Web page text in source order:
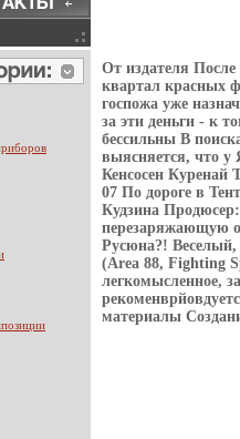
От издателя
квартал красных
госпожа уже
за эти деньги - к
бессильны В
выясняется, что у
Кенсосен
07 По дороге в
Кудзина
перезаряжающую
Русюна?!
(Area 88, Fighting
легкомысленное,
материалы